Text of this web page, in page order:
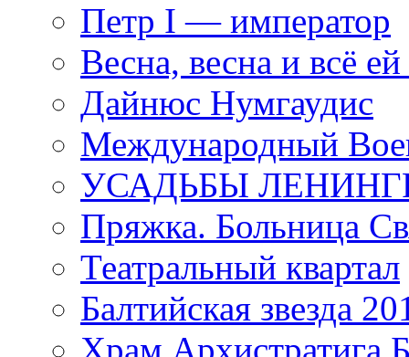
Петр I — император
Весна, весна и всё
Дайнюс Нумгаудис
Международный
УСАДЬБЫ
Пряжка. Больница
Театральный квартал
Балтийская звезда